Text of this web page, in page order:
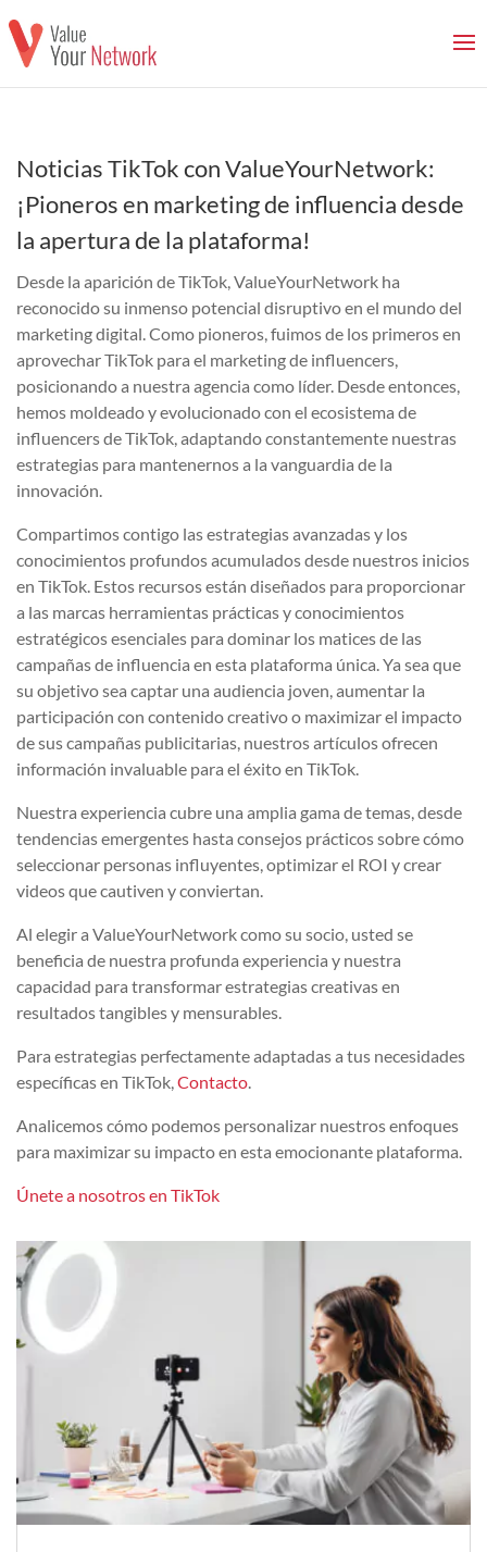
Noticias TikTok con ValueYourNetwork:
¡Pioneros en marketing de influencia desde
la apertura de la plataforma!
Desde la aparición de TikTok, ValueYourNetwork ha
reconocido su inmenso potencial disruptivo en el mundo del
marketing digital. Como pioneros, fuimos de los primeros en
aprovechar TikTok para el marketing de influencers,
posicionando a nuestra agencia como líder. Desde entonces,
hemos moldeado y evolucionado con el ecosistema de
influencers de TikTok, adaptando constantemente nuestras
estrategias para mantenernos a la vanguardia de la
innovación.
Compartimos contigo las estrategias avanzadas y los
conocimientos profundos acumulados desde nuestros inicios
en TikTok. Estos recursos están diseñados para proporcionar
a las marcas herramientas prácticas y conocimientos
estratégicos esenciales para dominar los matices de las
campañas de influencia en esta plataforma única. Ya sea que
su objetivo sea captar una audiencia joven, aumentar la
participación con contenido creativo o maximizar el impacto
de sus campañas publicitarias, nuestros artículos ofrecen
información invaluable para el éxito en TikTok.
Nuestra experiencia cubre una amplia gama de temas, desde
tendencias emergentes hasta consejos prácticos sobre cómo
seleccionar personas influyentes, optimizar el ROI y crear
videos que cautiven y conviertan.
Al elegir a ValueYourNetwork como su socio, usted se
beneficia de nuestra profunda experiencia y nuestra
capacidad para transformar estrategias creativas en
resultados tangibles y mensurables.
Para estrategias perfectamente adaptadas a tus necesidades
específicas en TikTok,Contacto.
Analicemos cómo podemos personalizar nuestros enfoques
para maximizar su impacto en esta emocionante plataforma.
Únete a nosotros en TikTok